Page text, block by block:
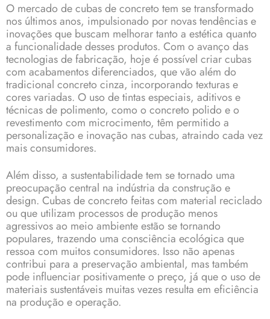
O mercado de cubas de concreto tem se transformado
nos últimos anos, impulsionado por novas tendências e
inovações que buscam melhorar tanto a estética quanto
a funcionalidade desses produtos. Com o avanço das
tecnologias de fabricação, hoje é possível criar cubas
com acabamentos diferenciados, que vão além do
tradicional concreto cinza, incorporando texturas e
cores variadas. O uso de tintas especiais, aditivos e
técnicas de polimento, como o concreto polido e o
revestimento com microcimento, têm permitido a
personalização e inovação nas cubas, atraindo cada vez
mais consumidores.
Além disso, a sustentabilidade tem se tornado uma
preocupação central na indústria da construção e
design. Cubas de concreto feitas com material reciclado
ou que utilizam processos de produção menos
agressivos ao meio ambiente estão se tornando
populares, trazendo uma consciência ecológica que
ressoa com muitos consumidores. Isso não apenas
contribui para a preservação ambiental, mas também
pode influenciar positivamente o preço, já que o uso de
materiais sustentáveis muitas vezes resulta em eficiência
na produção e operação.